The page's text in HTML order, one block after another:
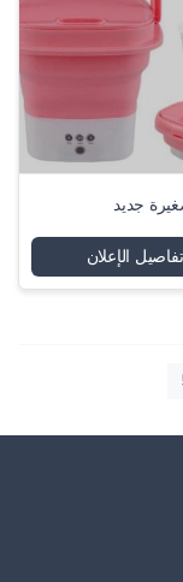
جدید
تفاصيل الإعلان